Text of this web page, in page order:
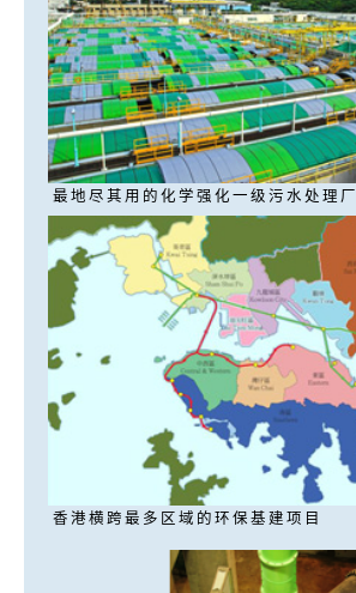
最地尽其用的化学强化一级污水处理厂
香港横跨最多区域的环保基建项目